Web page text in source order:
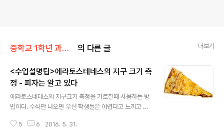
중학교 1학년 과학/7단원(태양계) 의 다른 글 더보기
<수업설명팁>에라토스테네스의 지구 크기 측
정 - 피자는 알고 있다
에라토스네테스의 지구크기 측정을 가르칠때 사용하는 방
법이다. 수식만 나오면 우선 학생들은 어렵다고 느끼고 시
작한다. 피자 1조각을 칠판에 그리고 '선생님이 어제 피자
5 6 2016. 5. 31.